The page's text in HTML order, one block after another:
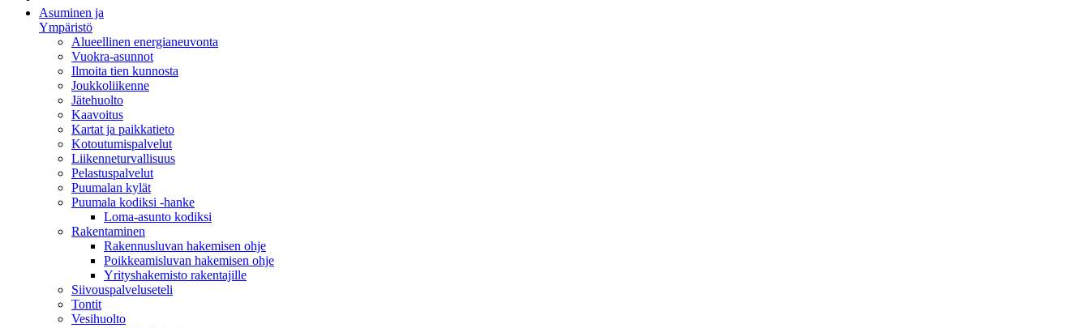
Asuminen ja
Ympäristö
Alueellinen energianeuvonta
Vuokra-asunnot
Ilmoita tien kunnosta
Joukkoliikenne
Jätehuolto
Kaavoitus
Kartat ja paikkatieto
Kotoutumispalvelut
Liikenneturvallisuus
Pelastuspalvelut
Puumalan kylät
Puumala kodiksi -hanke
Loma-asunto kodiksi
Rakentaminen
Rakennusluvan hakemisen ohje
Poikkeamisluvan hakemisen ohje
Yrityshakemisto rakentajille
Siivouspalveluseteli
Tontit
Vesihuolto